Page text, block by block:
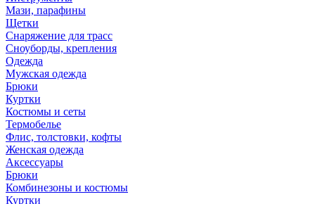
Мази, парафины
Щетки
Снаряжение для трасс
Сноуборды, крепления
Одежда
Мужская одежда
Брюки
Куртки
Костюмы и сеты
Термобелье
Флис, толстовки, кофты
Женская одежда
Аксессуары
Брюки
Комбинезоны и костюмы
Куртки